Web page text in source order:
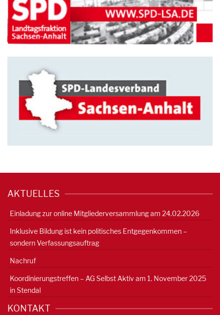
AKTUELLES
Einladung zur online Mitgliederversammlung am 24.02.2026
Inklusive Bildung ist kein politisches Entgegenkommen –
sondern Verfassungsauftrag
Nachruf
Koordinierungstreffen – AG Selbst Aktiv am 1. November 2025
in Stendal
KONTAKT